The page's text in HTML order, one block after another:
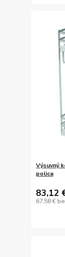
Výsuvný
polica
83,12
67,58 €